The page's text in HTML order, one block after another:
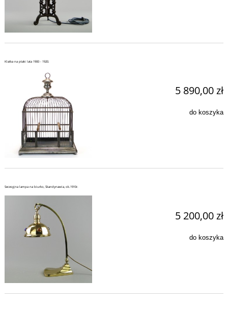
Klatka na ptaki lata 1900 - 1920.
5 890,00 zł
do koszyka
Secesyjna lampa na biurko, Skandynawia, ok.1910r.
5 200,00 zł
do koszyka